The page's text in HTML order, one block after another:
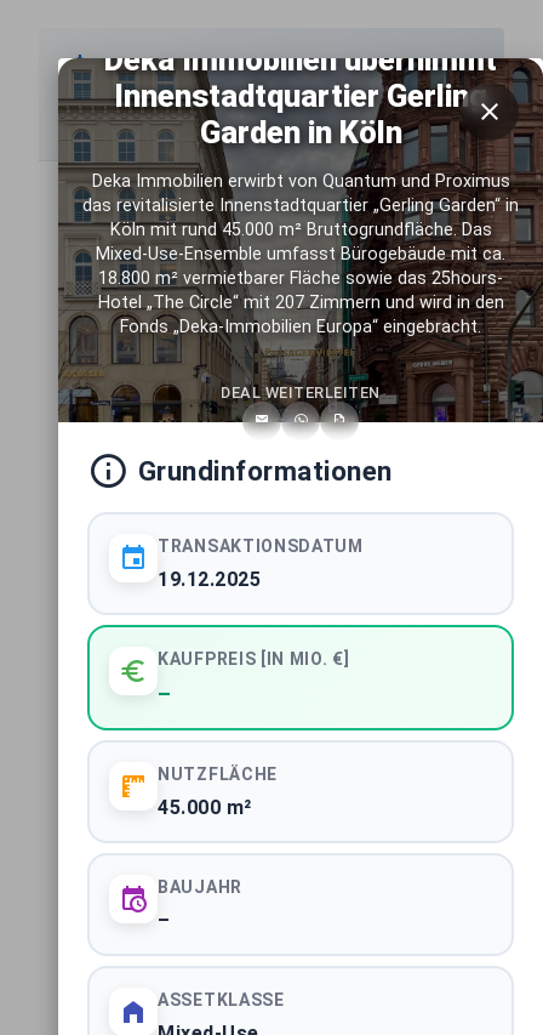
Spezialisierte Marktberichte
Detaillierte Analysen nach Assetklassen und Regionen
Handelsimmobilien Deutschland
BUNDESWEITE ASSETKLASSE
Büroimmobilien Deutschland
BUNDESWEITE ASSETKLASSE
Wohnimmobilien Deutschland
BUNDESWEITE ASSETKLASSE
Light-Industrial Immobilien
Logistikimmobilien Deutschland
BUNDESWEITE ASSETKLASSE
BUNDESWEITE ASSETKLASSE
Pflegeimmobilien Deutschland
BUNDESWEITE ASSETKLASSE
STADTMARKT
Deka Immobilien übernimmt
Innenstadtquartier Gerling
Garden in Köln
Deka Immobilien erwirbt von Quantum und Proximus
das revitalisierte Innenstadtquartier „Gerling Garden“ in
Köln mit rund 45.000 m² Bruttogrundfläche. Das
Mixed-Use-Ensemble umfasst Bürogebäude mit ca.
18.800 m² vermietbarer Fläche sowie das 25hours-
Hotel „The Circle“ mit 207 Zimmern und wird in den
Fonds „Deka-Immobilien Europa“ eingebracht.
DEAL WEITERLEITEN
Grundinformationen
TRANSAKTIONSDATUM
19.12.2025
KAUFPREIS [IN MIO. €]
–
NUTZFLÄCHE
45.000 m²
BAUJAHR
–
ASSETKLASSE